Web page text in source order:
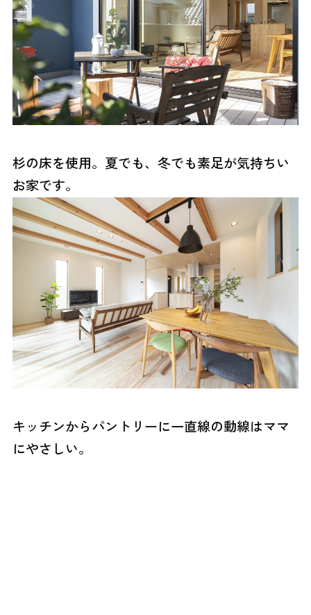
杉の床を使用。夏でも、冬でも素足が気持ちい
お家です。
キッチンからパントリーに一直線の動線はママ
にやさしい。